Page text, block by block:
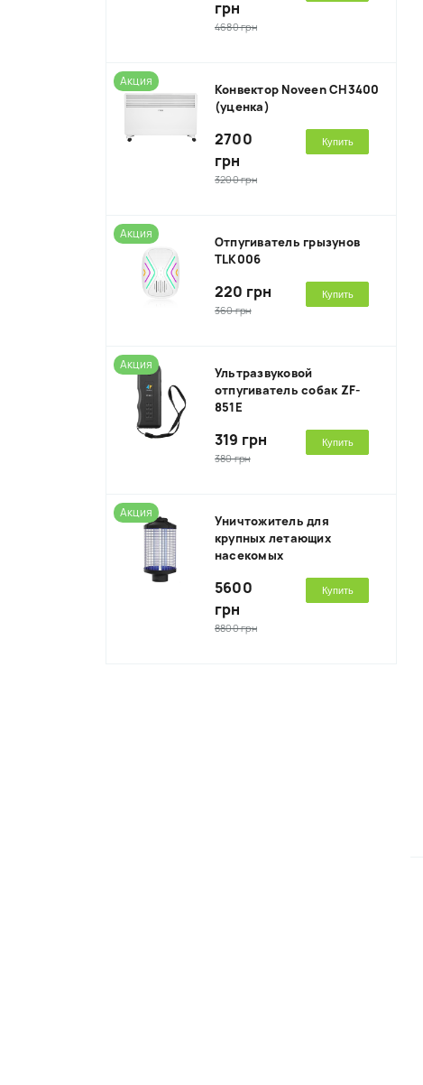
грн
4680 грн
Акция
Конвектор Noveen CH3400
(уценка)
2700
грн
3200 грн
Купить
Акция
Отпугиватель грызунов
TLK006
220 грн
360 грн
Купить
Акция
Ультразвуковой
отпугиватель собак ZF-
851E
319 грн
380 грн
Купить
Акция
Уничтожитель для
крупных летающих
насекомых
5600
грн
8800 грн
Купить